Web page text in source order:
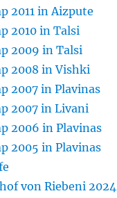
2011 in Aizpute
2010 in Talsi
2009 in Talsi
2008 in Vishki
2007 in Plavinas
2007 in Livani
2006 in Plavinas
2005 in Plavinas
von Riebeni 2024